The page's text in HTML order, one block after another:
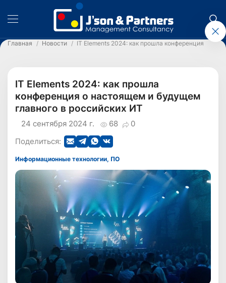
Главная Новости IT Elements 2024: как прошла конференция о
IT Elements 2024: как прошла
конференция о настоящем и будущем
главного в российских ИТ
68 0
24 сентября 2024 г.
Поделиться:
Информационные технологии, ПО